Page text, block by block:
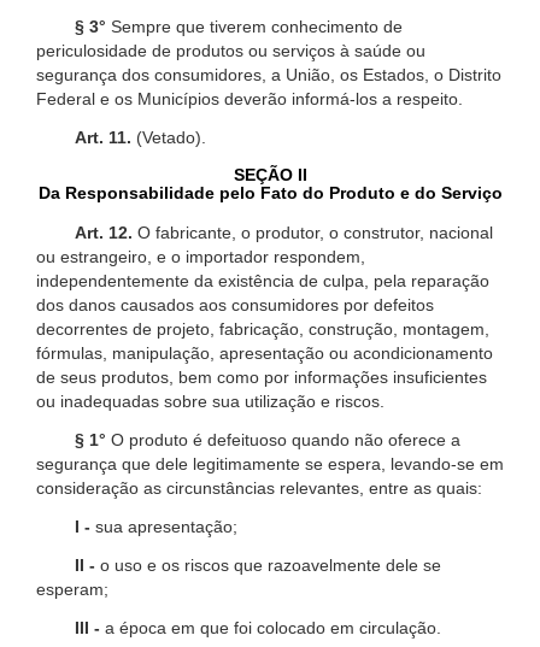
§ 3° Sempre que tiverem conhecimento de
periculosidade de produtos ou serviços à saúde ou
segurança dos consumidores, a União, os Estados, o Distrito
Federal e os Municípios deverão informá-los a respeito.
Art. 11. (Vetado).
SEÇÃO II
Da Responsabilidade pelo Fato do Produto e do Serviço
Art. 12. O fabricante, o produtor, o construtor, nacional
ou estrangeiro, e o importador respondem,
independentemente da existência de culpa, pela reparação
dos danos causados aos consumidores por defeitos
decorrentes de projeto, fabricação, construção, montagem,
fórmulas, manipulação, apresentação ou acondicionamento
de seus produtos, bem como por informações insuficientes
ou inadequadas sobre sua utilização e riscos.
§ 1° O produto é defeituoso quando não oferece a
segurança que dele legitimamente se espera, levando-se em
consideração as circunstâncias relevantes, entre as quais:
I - sua apresentação;
II - o uso e os riscos que razoavelmente dele se
esperam;
III - a época em que foi colocado em circulação.